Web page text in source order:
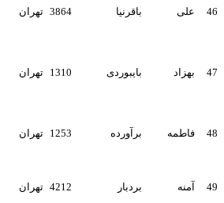
باقرنیا 3864 تهران
بایبوردی 1310 تهران تهران
برآورده 1253 تهران
بردبار 4212 کرج